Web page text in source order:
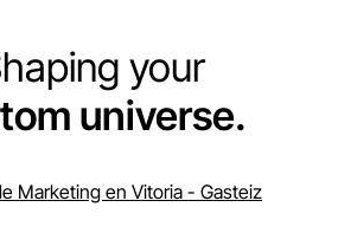
your
universe.
Marketing en Vitoria - Gasteiz